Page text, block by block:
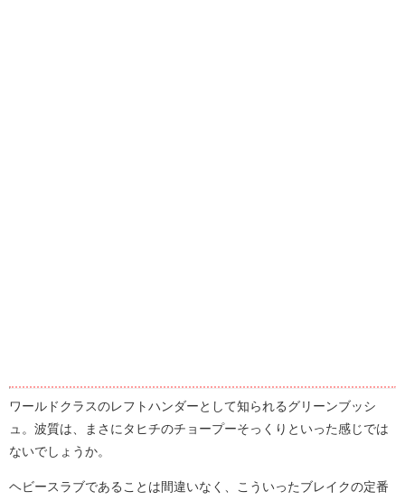
ワールドクラスのレフトハンダーとして知られるグリーンブッシ
ュ。波質は、まさにタヒチのチョープーそっくりといった感じでは
ないでしょうか。
ヘビースラブであることは間違いなく、こういったブレイクの定番